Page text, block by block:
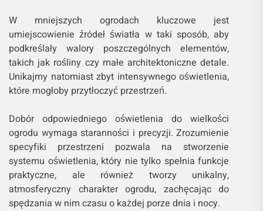
W mniejszych ogrodach kluczowe jest
umiejscowienie źródeł światła w taki sposób, aby
podkreślały walory poszczególnych elementów,
takich jak rośliny czy małe architektoniczne detale.
Unikajmy natomiast zbyt intensywnego oświetlenia,
które mogłoby przytłoczyć przestrzeń.
Dobór odpowiedniego oświetlenia do wielkości
ogrodu wymaga staranności i precyzji. Zrozumienie
specyfiki przestrzeni pozwala na stworzenie
systemu oświetlenia, który nie tylko spełnia funkcje
praktyczne, ale również tworzy unikalny,
atmosferyczny charakter ogrodu, zachęcając do
spędzania w nim czasu o każdej porze dnia i nocy.